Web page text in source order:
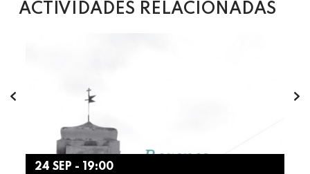
ACTIVIDADES RELACIONADAS
24 SEP - 19:00